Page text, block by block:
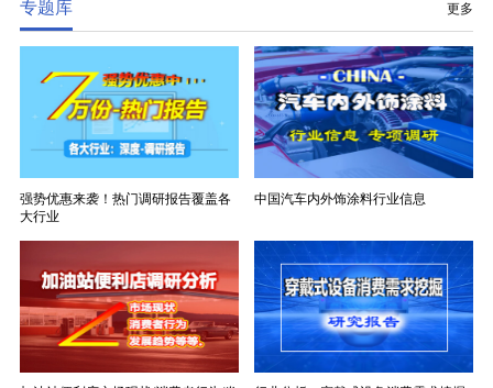
专题库 更多
强势优惠来袭！热门调研报告覆盖各
大行业
中国汽车内外饰涂料行业信息